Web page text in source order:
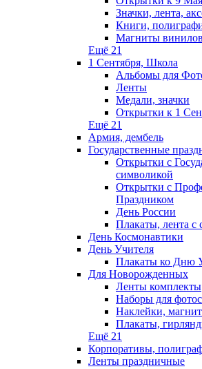
Значки, лента,
Книги,
Магниты
Ещё 21
1 Сентября, Школа
Альбомы для
Ленты
Медали, значки
Открытки к 1
Ещё 21
Армия, дембель
Государственные
Открытки с
символикой
Открытки с
Праздником
День России
Плакаты, лента
День Космонавтики
День Учителя
Плакаты ко Дню
Для Новорожденных
Ленты комплекты
Наборы для
Наклейки,
Плакаты,
Ещё 21
Корпоративы,
Ленты праздничные